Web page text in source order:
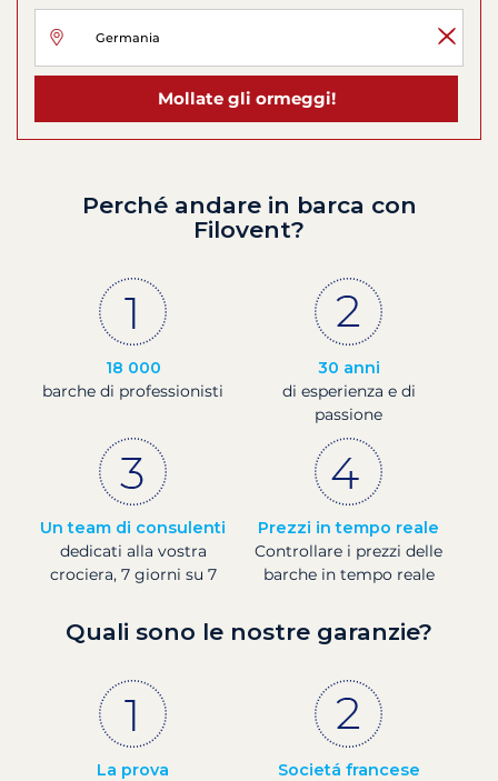
Mollate gli ormeggi!
Perché andare in barca con
Filovent?
18 000
barche di professionisti
30 anni
di esperienza e di
passione
Un team di consulenti
dedicati alla vostra
crociera, 7 giorni su 7
Prezzi in tempo reale
Controllare i prezzi delle
barche in tempo reale
Quali sono le nostre garanzie?
La prova
Societá francese